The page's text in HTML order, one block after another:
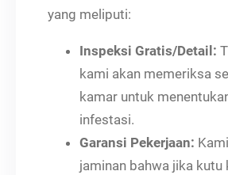
yang meliputi:
Inspeksi Gratis/Detail:
kami akan memeriksa
kamar untuk
infestasi.
Garansi Pekerjaan:
jaminan bahwa jika kutu